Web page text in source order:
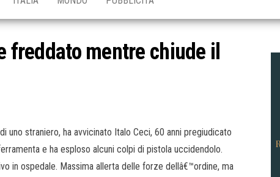
freddato mentre chiude il
uno straniero, ha avvicinato Italo Ceci, 60 anni pregiudicato
e ha esploso alcuni colpi di pistola uccidendolo.
in ospedale. Massima allerta delle forze dellâ€™ordine, ma